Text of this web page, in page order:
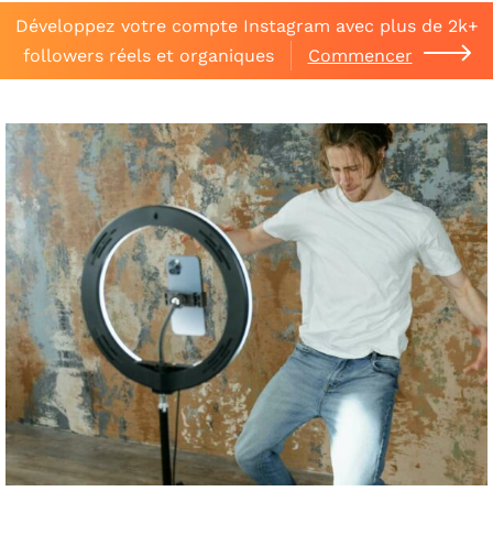
Développez votre compte Instagram avec plus de 2k+
followers réels et organiques
Commencer